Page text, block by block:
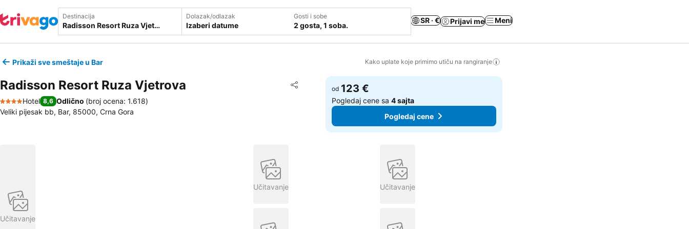
Destinacija Dolazak/odlazak
Izaberi datume
Gosti i sobe
2 gosta, 1 soba.
SR · € Prijavi me Meni
Prikaži sve smeštaje u Bar Kako uplate koje primimo utiču na rangiranje
Radisson Resort Ruza Vjetrova Deli
Dodati u favorite
4 Zvezdice
Hotel 8,6 Odlično (broj ocena: 1.618)
Veliki pijesak bb, Bar, 85000, Crna Gora
od 123 €
Pogledaj cene sa4 sajta
Pogledaj cene
Učitavanje
Učitavanje Učitavanje